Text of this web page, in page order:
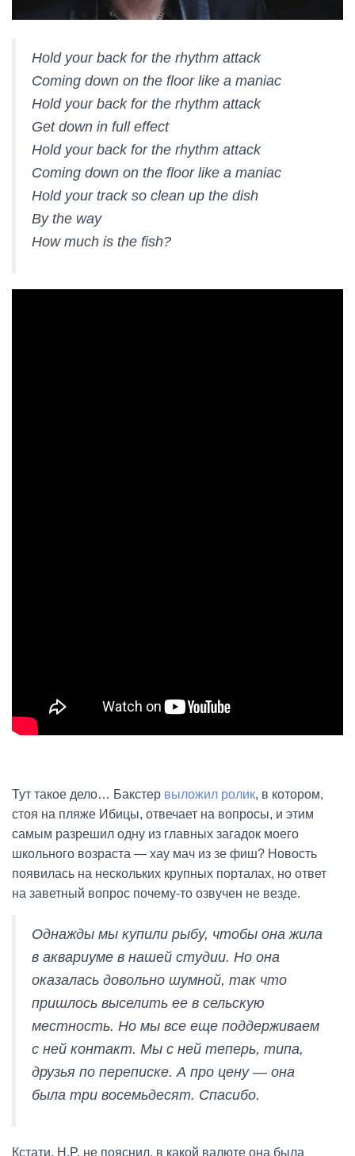
Hold your back for the rhythm attack
Coming down on the floor like a maniac
Hold your back for the rhythm attack
Get down in full effect
Hold your back for the rhythm attack
Coming down on the floor like a maniac
Hold your track so clean up the dish
By the way
How much is the fish?
Тут такое дело… Бакстер выложил ролик, в котором,
стоя на пляже Ибицы, отвечает на вопросы, и этим
самым разрешил одну из главных загадок моего
школьного возраста — хау мач из зе фиш? Новость
появилась на нескольких крупных порталах, но ответ
на заветный вопрос почему-то озвучен не везде.
Однажды мы купили рыбу, чтобы она жила
в аквариуме в нашей студии. Но она
оказалась довольно шумной, так что
пришлось выселить ее в сельскую
местность. Но мы все еще поддерживаем
с ней контакт. Мы с ней теперь, типа,
друзья по переписке. А про цену — она
была три восемьдесят. Спасибо.
Кстати, H.P. не пояснил, в какой валюте она была